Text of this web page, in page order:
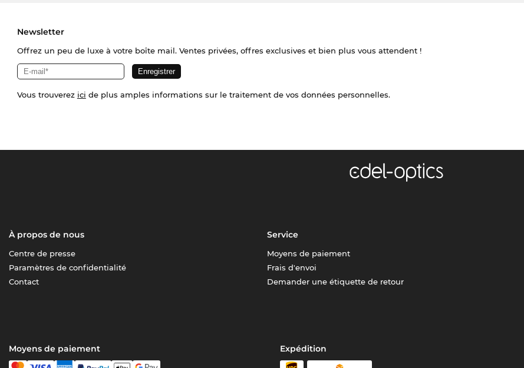
Newsletter
Offrez un peu de luxe à votre boîte mail. Ventes privées, offres exclusives et bien plus vous attendent !
Vous trouverez ici de plus amples informations sur le traitement de vos données personnelles.
À propos de nous
Centre de presse
Paramètres de confidentialité
Contact
Service
Moyens de paiement
Frais d'envoi
Demander une étiquette de retour
Moyens de paiement Expédition